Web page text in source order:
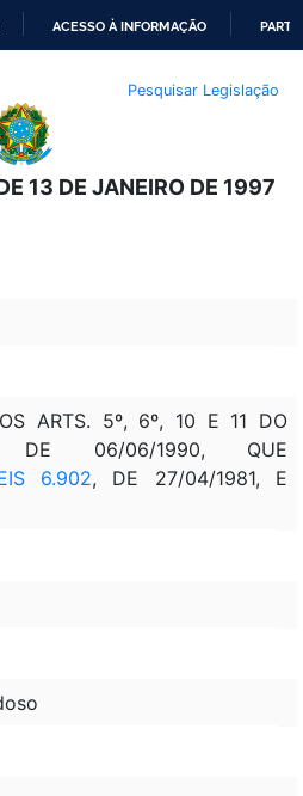
O
CONTEÚDO
ACESSO À INFORMAÇÃO
Pesquisar Legislação
13 DE JANEIRO DE 1997
ARTS. 5º, 6º, 10 E 11 DO
06/06/1990, QUE
6.902, DE 27/04/1981, E